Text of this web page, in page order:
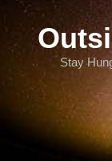
Stay